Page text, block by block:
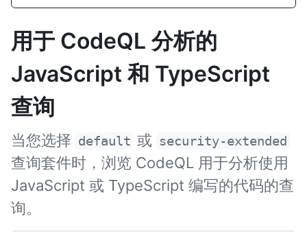
用于 CodeQL 分析的
JavaScript 和 TypeScript
查询
当您选择 default 或 security-extended
查询套件时，浏览 CodeQL 用于分析使用
JavaScript 或 TypeScript 编写的代码的查
询。